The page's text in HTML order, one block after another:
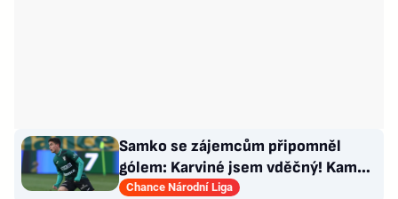
Samko se zájemcům připomněl
gólem: Karviné jsem vděčný! Kam
může odejít Štorman?
Chance Národní Liga